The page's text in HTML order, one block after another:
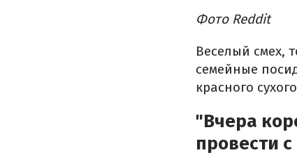
Фото Reddit
Веселый смех,
семейные
красного
"Вчера
провести